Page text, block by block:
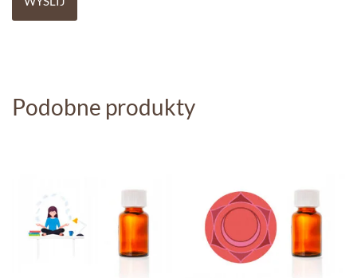
Podobne produkty